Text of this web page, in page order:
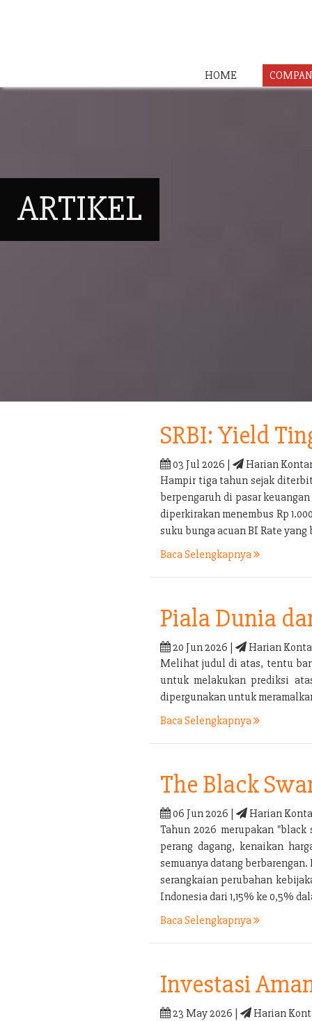
HOME
ARTIKEL
SRBI: Yield
03 Jul 2026 |
Harian
Hampir tiga tahun sejak
berpengaruh di pasar
diperkirakan menembus Rp
suku bunga acuan BI Rate yang
Baca Selengkapnya
Piala Dunia
20 Jun 2026 |
Harian
Melihat judul di atas, tentu
untuk melakukan prediksi
dipergunakan untuk
Baca Selengkapnya
The Black
06 Jun 2026 |
Harian
Tahun 2026 merupakan
perang dagang, kenaikan
semuanya datang
serangkaian perubahan
Indonesia dari 1,15% ke 0,5%
Baca Selengkapnya
Investasi
23 May 2026 |
Harian